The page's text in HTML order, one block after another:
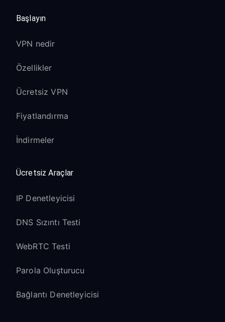
Başlayın
VPN nedir
Özellikler
Ücretsiz VPN
Fiyatlandırma
İndirmeler
Ücretsiz Araçlar
IP Denetleyicisi
DNS Sızıntı Testi
WebRTC Testi
Parola Oluşturucu
Bağlantı Denetleyicisi